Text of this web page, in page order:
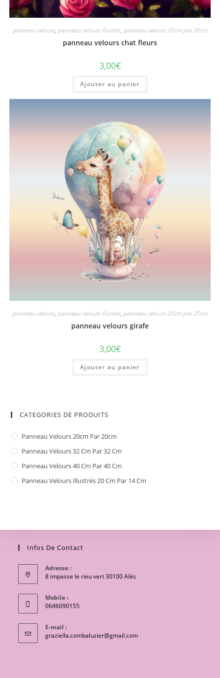
panneau velours, panneau velours illustrés, panneau velours 20cm par 20cm
panneau velours chat fleurs
3,00€
Ajouter au panier
panneau velours, panneau velours illustrés, panneau velours 20cm par 20cm
panneau velours girafe
3,00€
Ajouter au panier
CATEGORIES DE PRODUITS
Panneau Velours 20cm Par 20cm
Panneau Velours 32 Cm Par 32 Cm
Panneau Velours 40 Cm Par 40 Cm
Panneau Velours Illustrés 20 Cm Par 14 Cm
Infos De Contact
Adresse :
8 impasse le rieu vert 30100 Alès
Mobile :
0646090155
E-mail :
graziella.combaluzier@gmail.comS’ouvre